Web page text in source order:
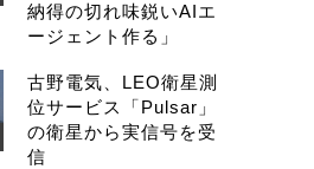
納得の切れ味鋭いAIエ
ージェント作る」
古野電気、LEO衛星測
位サービス「Pulsar」
の衛星から実信号を受
信